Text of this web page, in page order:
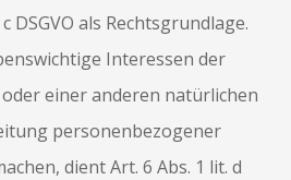
DSGVO als Rechtsgrundlage.
Interessen der
einer anderen natürlichen
personenbezogener
dient Art. 6 Abs. 1 lit. d